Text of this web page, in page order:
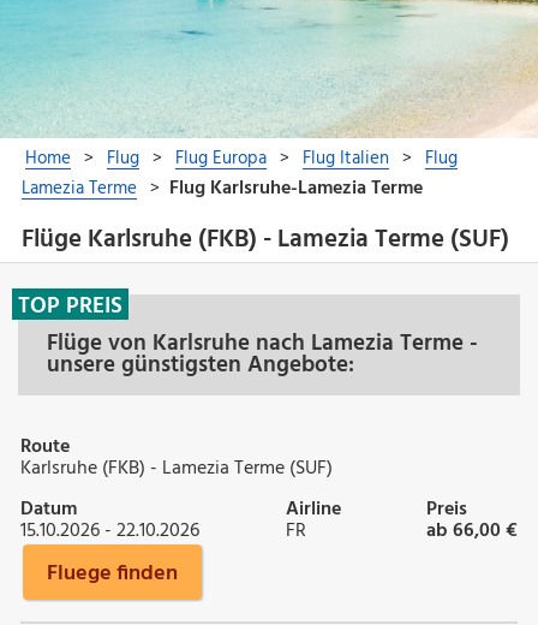
Flüge Karlsruhe (FKB) - Lamezia Terme (SUF)
Flüge von Karlsruhe nach Lamezia Terme -
unsere günstigsten Angebote:
TOP PREIS
Route
Karlsruhe (FKB) - Lamezia Terme (SUF)
Datum
15.10.2026 - 22.10.2026
Airline
FR
Preis
ab 66,00 €
Fluege finden